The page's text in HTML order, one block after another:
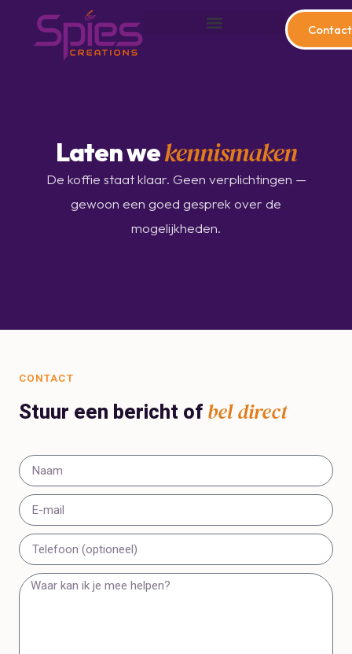
Contact
Laten wekennismaken
De koffie staat klaar. Geen verplichtingen —
gewoon een goed gesprek over de
mogelijkheden.
CONTACT
Stuur een bericht of bel direct